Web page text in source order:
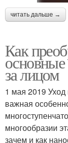
читать дальше →
Как
основные
за лицом
1 мая 2019 Уход
важная
многообразии
зачем и как